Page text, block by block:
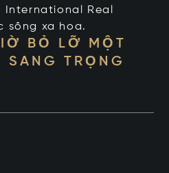
International Real
sống xa hoa.
BỎ LỠ MỘT
SANG TRỌNG